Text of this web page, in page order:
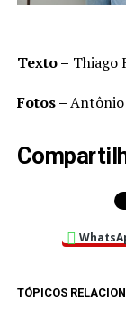
Texto – Thiago
Fotos –Antônio
TÓPICOS